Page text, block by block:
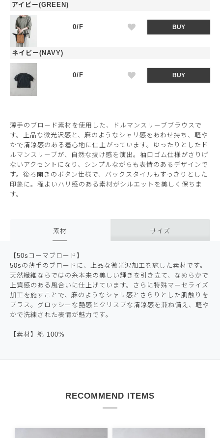
アイビー(GREEN)
0/F BUY
ネイビー(NAVY)
0/F BUY
薄手のブロード素材を使用した、ドルマンスリーブブラウスで
す。上品な微光沢感と、麻のようなシャリ感をあわせ持ち、軽や
かで清涼感のある着心地に仕上がっています。ゆったりとしたド
ルマンスリーブが、自然な抜け感を演出。袖口ゴム仕様がさりげ
ないアクセントになり、シンプルながらも表情のあるデザインで
す。後ろ開きのボタン仕様で、バックスタイルもすっきりとした
印象に。程よいハリ感のある素材がシルエットを美しく保ちま
す。
素材 サイズ
【50sコーマブロード】
50sの薄手のブロードに、上品な微光沢加工を施した素材です。
天然繊維ならではの糸本来の美しい輝きを引き立て、なめらかで
上質感のある風合いに仕上げています。さらに特殊マーセライズ
加工を施すことで、麻のようなシャリ感とさらりとした肌触りを
プラス。グロッシーな艶感とクリスプな清涼感を兼ね備え、軽や
かで洗練された表情が魅力です。
【素材】綿 100%
RECOMMEND ITEMS